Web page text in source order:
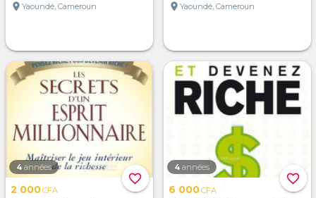
location_on Yaoundé, Cameroun
location_on Yaoundé, Cameroun
favorite_border
4 années
2 000CFA
favorite_border
4 années
6 000CFA